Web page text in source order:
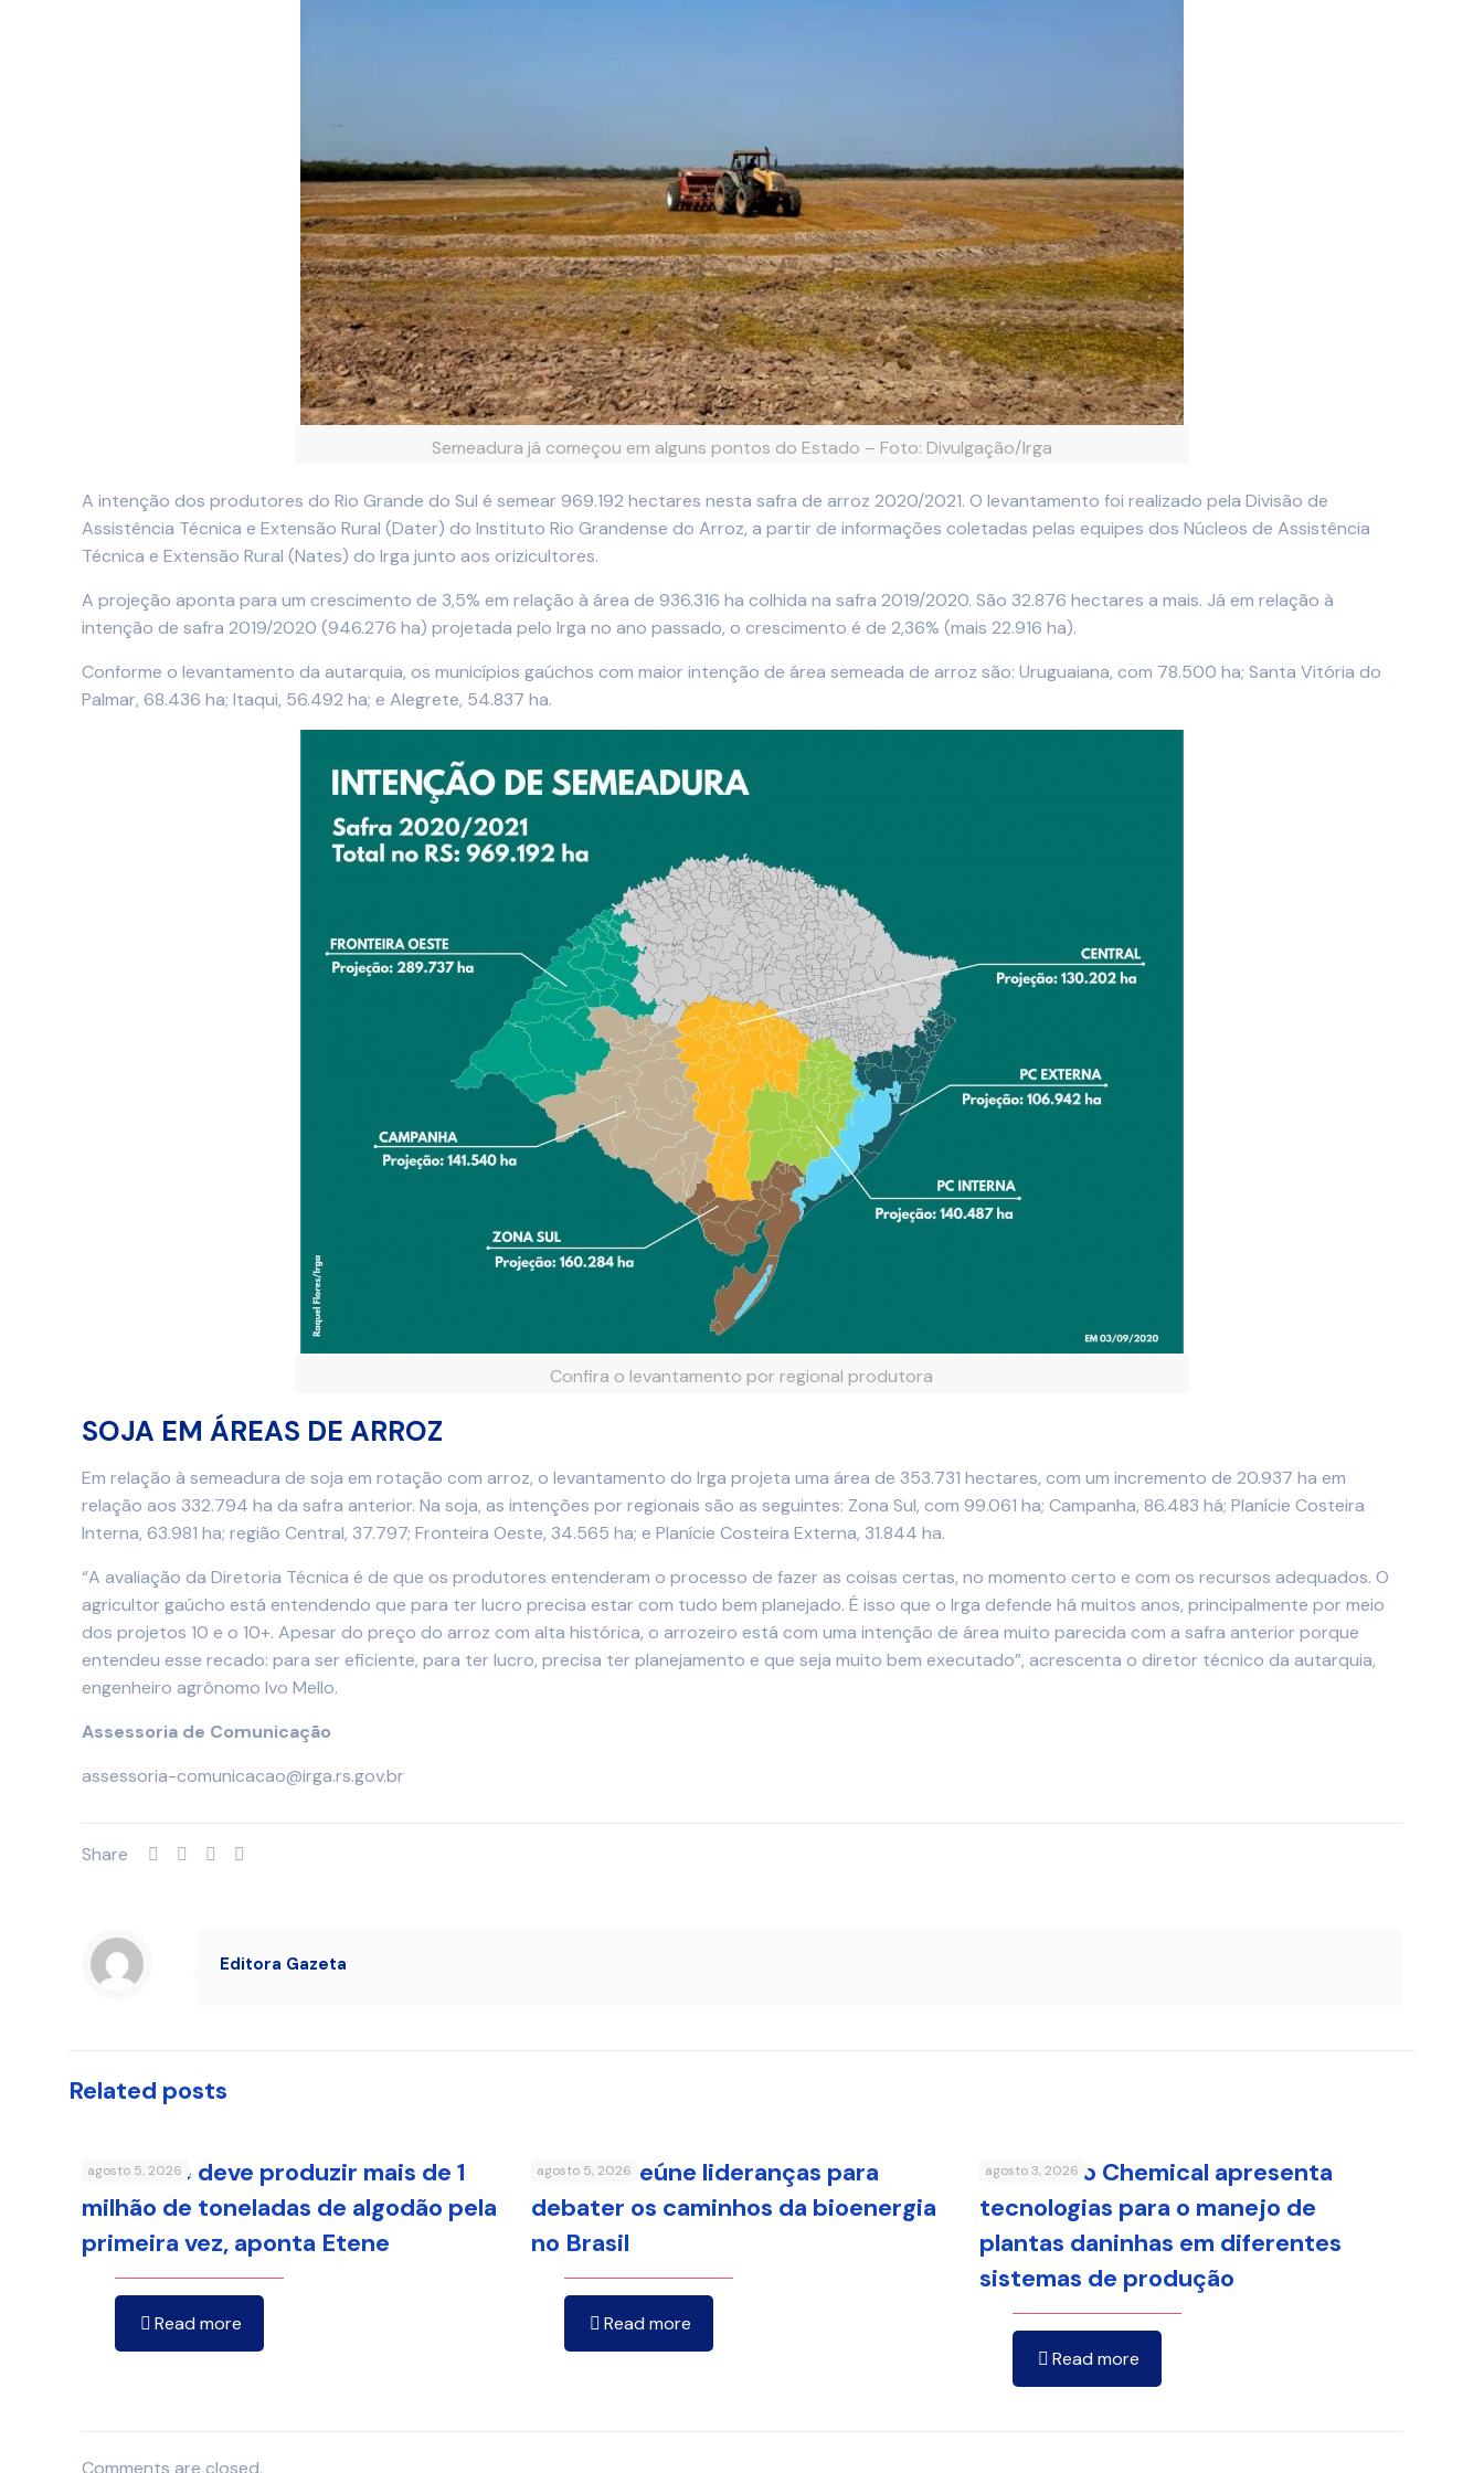
Semeadura já começou em alguns pontos do Estado – Foto: Divulgação/Irga
A intenção dos produtores do Rio Grande do Sul é semear 969.192 hectares nesta safra de arroz 2020/2021. O levantamento foi realizado pela Divisão de
Assistência Técnica e Extensão Rural (Dater) do Instituto Rio Grandense do Arroz, a partir de informações coletadas pelas equipes dos Núcleos de Assistência
Técnica e Extensão Rural (Nates) do Irga junto aos orizicultores.
A projeção aponta para um crescimento de 3,5% em relação à área de 936.316 ha colhida na safra 2019/2020. São 32.876 hectares a mais. Já em relação à
intenção de safra 2019/2020 (946.276 ha) projetada pelo Irga no ano passado, o crescimento é de 2,36% (mais 22.916 ha).
Conforme o levantamento da autarquia, os municípios gaúchos com maior intenção de área semeada de arroz são: Uruguaiana, com 78.500 ha; Santa Vitória do
Palmar, 68.436 ha; Itaqui, 56.492 ha; e Alegrete, 54.837 ha.
Confira o levantamento por regional produtora
SOJA EM ÁREAS DE ARROZ
Em relação à semeadura de soja em rotação com arroz, o levantamento do Irga projeta uma área de 353.731 hectares, com um incremento de 20.937 ha em
relação aos 332.794 ha da safra anterior. Na soja, as intenções por regionais são as seguintes: Zona Sul, com 99.061 ha; Campanha, 86.483 há; Planície Costeira
Interna, 63.981 ha; região Central, 37.797; Fronteira Oeste, 34.565 ha; e Planície Costeira Externa, 31.844 ha.
“A avaliação da Diretoria Técnica é de que os produtores entenderam o processo de fazer as coisas certas, no momento certo e com os recursos adequados. O
agricultor gaúcho está entendendo que para ter lucro precisa estar com tudo bem planejado. É isso que o Irga defende há muitos anos, principalmente por meio
dos projetos 10 e o 10+. Apesar do preço do arroz com alta histórica, o arrozeiro está com uma intenção de área muito parecida com a safra anterior porque
entendeu esse recado: para ser eficiente, para ter lucro, precisa ter planejamento e que seja muito bem executado”, acrescenta o diretor técnico da autarquia,
engenheiro agrônomo Ivo Mello.
Assessoria de Comunicação
assessoria-comunicacao@irga.rs.gov.br
Share
Editora Gazeta
Related posts
agosto 5, 2026
Nordeste deve produzir mais de 1
milhão de toneladas de algodão pela
primeira vez, aponta Etene
Read more
agosto 5, 2026
FenaBio reúne lideranças para
debater os caminhos da bioenergia
no Brasil
Read more
agosto 3, 2026
Sumitomo Chemical apresenta
tecnologias para o manejo de
plantas daninhas em diferentes
sistemas de produção
Read more
Comments are closed.